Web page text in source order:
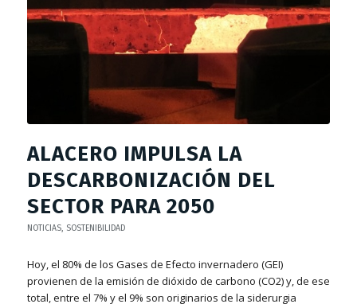
ALACERO IMPULSA LA
DESCARBONIZACIÓN DEL
SECTOR PARA 2050
NOTICIAS, SOSTENIBILIDAD
Hoy, el 80% de los Gases de Efecto invernadero (GEI)
provienen de la emisión de dióxido de carbono (CO2) y, de ese
total, entre el 7% y el 9% son originarios de la siderurgia